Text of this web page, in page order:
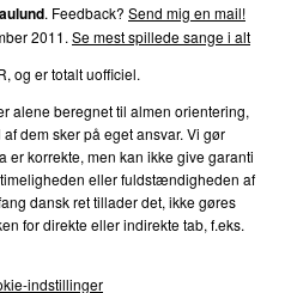
. Feedback? Send mig en mail!
2011. Se mest spillede sange i alt
og er totalt uofficiel.
alene beregnet til almen orientering,
dem sker på eget ansvar. Vi gør
er korrekte, men kan ikke give garanti
eller fuldstændigheden af
dansk ret tillader det, ikke gøres
for direkte eller indirekte tab, f.eks.
indstillinger